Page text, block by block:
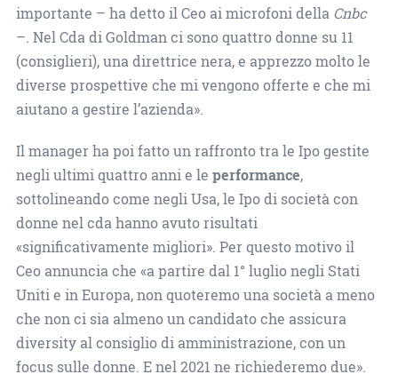
importante – ha detto il Ceo ai microfoni della Cnbc
–. Nel Cda di Goldman ci sono quattro donne su 11
(consiglieri), una direttrice nera, e apprezzo molto le
diverse prospettive che mi vengono offerte e che mi
aiutano a gestire l’azienda».
Il manager ha poi fatto un raffronto tra le Ipo gestite
negli ultimi quattro anni e le performance,
sottolineando come negli Usa, le Ipo di società con
donne nel cda hanno avuto risultati
«significativamente migliori». Per questo motivo il
Ceo annuncia che «a partire dal 1° luglio negli Stati
Uniti e in Europa, non quoteremo una società a meno
che non ci sia almeno un candidato che assicura
diversity al consiglio di amministrazione, con un
focus sulle donne. E nel 2021 ne richiederemo due».